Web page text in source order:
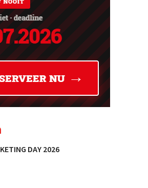
DAY 2026